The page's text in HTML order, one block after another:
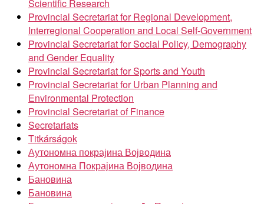
Scientific Research
Provincial Secretariat for Regional Development,
Interregional Cooperation and Local Self-Government
Provincial Secretariat for Social Policy, Demography
and Gender Equality
Provincial Secretariat for Sports and Youth
Provincial Secretariat for Urban Planning and
Environmental Protection
Provincial Secretariat of Finance
Secretariats
Titkárságok
Аутономна покрајина Војводина
Аутономна Покрајина Војводина
Бановина
Бановина